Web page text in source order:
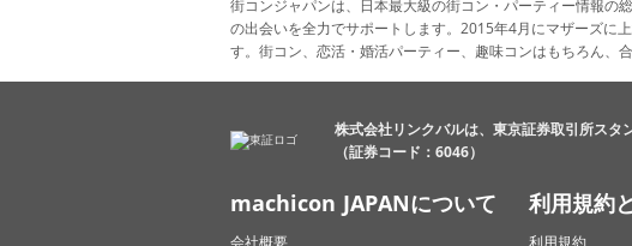
街コンジャパンは、日本最大級の街コン・パーティー情報の
の出会いを全力でサポートします。2015年4月にマザーズに
す。街コン、恋活・婚活パーティー、趣味コンはもちろん、
株式会社リンクバルは、東京証券取引所スタ
（証券コード：6046）
machicon JAPANについて
会社概要
利用規約
利用規約